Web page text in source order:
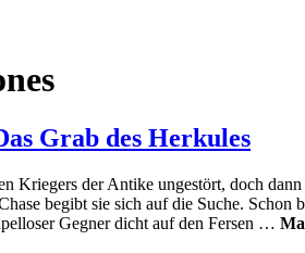
Grab des Herkules
Kriegers der Antike ungestört, doch
begibt sie sich auf die Suche.
Gegner dicht auf den Fersen …